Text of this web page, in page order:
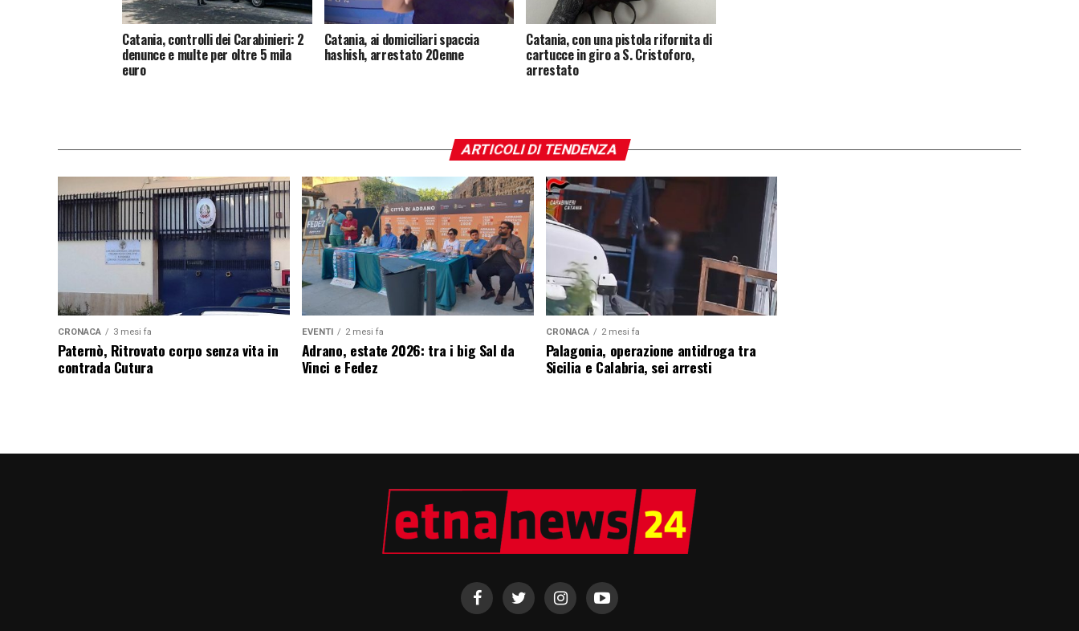
Catania, controlli dei Carabinieri: 2
denunce e multe per oltre 5 mila
euro
Catania, ai domiciliari spaccia
hashish, arrestato 20enne
Catania, con una pistola rifornita di
cartucce in giro a S. Cristoforo,
arrestato
ARTICOLI DI TENDENZA
CRONACA 3 mesi fa
Paternò, Ritrovato corpo senza vita in
contrada Cutura
EVENTI 2 mesi fa
Adrano, estate 2026: tra i big Sal da
Vinci e Fedez
CRONACA 2 mesi fa
Palagonia, operazione antidroga tra
Sicilia e Calabria, sei arresti